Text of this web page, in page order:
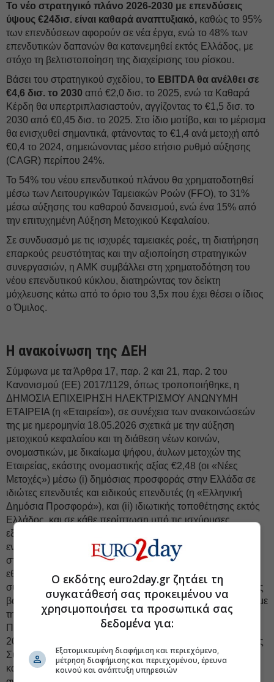
Το νέο στρατηγικό πλάνο 2026-2030 με επενδύσεις
ύψους €24δισ. είναι καθαρά αναπτυξιακό, καθώς το 95%
των επενδύσεων αφορούν σε νέα έργα, ενώ το 48% των
επενδυτικών δαπανών θα κατανεμηθεί εκτός Ελλάδος, με
στόχο τη βελτιστοποίηση της διαχείρισης του ρίσκου.
Βάσει του στρατηγικού σχεδίου, το EBITDA θα ανέλθει σε
€4,6 δισ. το 2030 από €2,0 δισ. το 2025, ενώ τα Καθαρά
Κέρδη θα υπερτριπλασιαστούν, αγγίζοντας το €1,5 δισ. το
2030 από €0,45 δισ. το 2025. Στο ίδιο μοτίβο, και το μέρισμα
θα ενισχυθεί σημαντικά, φτάνοντας το €1,4 ανά μετοχή από
€0,4 το 2024, σημειώνοντας μέσο ετήσιο ρυθμό αύξησης
(CAGR) περίπου 24%.
Το 54% του νέου επενδυτικού πλάνου θα χρηματοδοτηθεί
μέσω των Λειτουργικών Ταμειακών Ροών (FFO), το 31%
μέσω αύξησης του καθαρού δανεισμού, ενώ ένα 15% από
την επιτυχημένη Αύξηση Μετοχικού Κεφαλαίου.
Σε συνδυασμό με τις ισχυρές ταμειακές ροές, τη διατήρηση
επαρκούς ρευστότητας και την αξιοποίηση στρατηγικών
συνεργασιών, η ΑΜΚ συμβάλλει στη χρηματοδότηση του
νέου επενδυτικού κύκλου, διατηρώντας τον δείκτη
μόχλευσης κάτω από το όριο του 3,5x που έχει θέσει ο ίδιος
ο Όμιλος.
Η ανακοίνωση της ΔΕH
Σύμφωνα με τα Άρθρα 17, παρ. 2 και 21, παρ. 2 του
Κανονισμού (ΕΕ) 2017/1129, όπως τροποποιήθηκε, η
ΔΗΜΟΣΙΑ ΕΠΙΧΕΙΡΗΣΗ ΗΛΕΚΤΡΙΣΜΟΥ ΑΝΩΝΥΜΗ
ΕΤΑΙΡΕΙΑ (η «Εταιρεία»), σε συνέχεια των ανακοινώσεών
της με ημερομηνία 18.05.2026 σχετικά με την αύξηση
μετοχικού κεφαλαίου και τη διάθεση νέων κοινών,
ονομαστικών, με δικαίωμα ψήφου, άυλων μετοχών της
Εταιρείας, εκάστης ονομαστικής αξίας €2,48 (οι «Νέες
Μετοχές») μέσω (i) δημόσιας προσφοράς στην Ελλάδα σε
ιδιώτες επενδυτές και ειδικούς επενδυτές (η «Ελληνική
Δημόσια Προσφορά»), και (ii) ιδιωτικής τοποθέτησης εκτός
Ελλάδος, και σε κάθε περίπτωση υπό τις ισχύουσες
εξαιρέσεις από την υποχρέωση δημοσίευσης ή χρήσης
ενημερωτικού δελτίου διασυνοριακά, όπως προβλέπεται
στον Κανονισμό (ΕΕ) 2017/1129 ή/και άλλες διατάξεις
εθνικού δικαίου των σχετικών δικαιοδοσιών,
συμπεριλαμβανομένων των Ηνωμένων Πολιτειών Αμερικής
βάσει του Κανόνα 144Α (η «Θεσμική Προσφορά» και, μαζί με
την Ελληνική Δημόσια Προσφορά, η «Συνδυασμένη
Προσφορά»), και σε συνέχεια της ανακοίνωσής της στις
20.05.2026 σχετικά με την ενδεικτική τιμή και το μέγεθος της
Συνδυασμένης Προσφοράς μετά την ισχυρή ζήτηση που
καταγράφηκε κατά τη διαδικασία βιβλίου προσφορών,
Ο εκδότης euro2day.gr ζητάει τη
συγκατάθεσή σας προκειμένου να
χρησιμοποιήσει τα προσωπικά σας
δεδομένα για:
Εξατομικευμένη διαφήμιση και περιεχόμενο,
μέτρηση διαφήμισης και περιεχομένου, έρευνα
κοινού και ανάπτυξη υπηρεσιών